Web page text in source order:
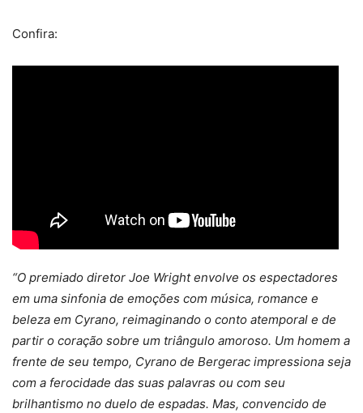
Confira:
“O premiado diretor Joe Wright envolve os espectadores
em uma sinfonia de emoções com música, romance e
beleza em Cyrano, reimaginando o conto atemporal e de
partir o coração sobre um triângulo amoroso. Um homem a
frente de seu tempo, Cyrano de Bergerac impressiona seja
com a ferocidade das suas palavras ou com seu
brilhantismo no duelo de espadas. Mas, convencido de